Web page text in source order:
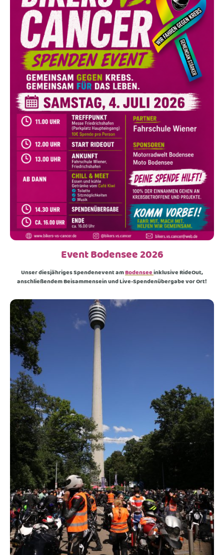
Event Bodensee 2026
Unser diesjähriges Spendenevent amBodenseeinklusive RideOut,
anschließendem Beisammensein und Live-Spendenübergabe vor Ort!